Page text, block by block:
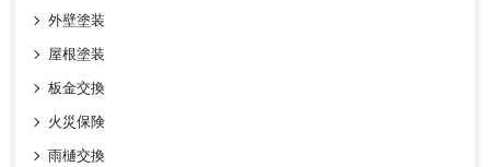
外壁塗装
屋根塗装
板金交換
火災保険
雨樋交換